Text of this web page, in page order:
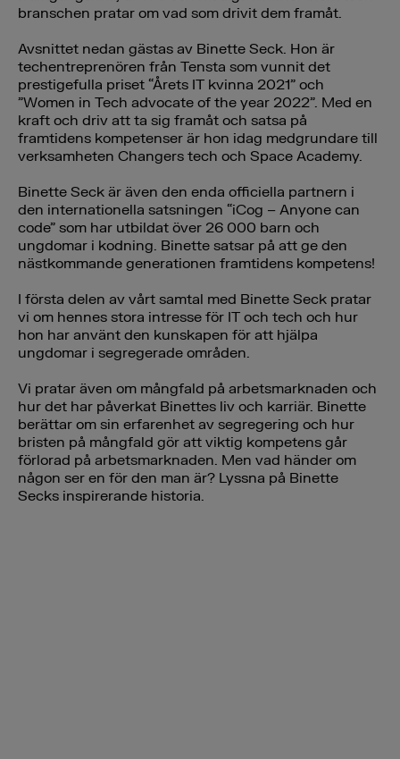
branschen pratar om vad som drivit dem framåt.
Avsnittet nedan gästas av Binette Seck. Hon är
techentreprenören från Tensta som vunnit det
prestigefulla priset “Årets IT kvinna 2021” och
”Women in Tech advocate of the year 2022”. Med en
kraft och driv att ta sig framåt och satsa på
framtidens kompetenser är hon idag medgrundare till
verksamheten Changers tech och Space Academy.
Binette Seck är även den enda officiella partnern i
den internationella satsningen “iCog – Anyone can
code” som har utbildat över 26 000 barn och
ungdomar i kodning. Binette satsar på att ge den
nästkommande generationen framtidens kompetens!
I första delen av vårt samtal med Binette Seck pratar
vi om hennes stora intresse för IT och tech och hur
hon har använt den kunskapen för att hjälpa
ungdomar i segregerade områden.
Vi pratar även om mångfald på arbetsmarknaden och
hur det har påverkat Binettes liv och karriär. Binette
berättar om sin erfarenhet av segregering och hur
bristen på mångfald gör att viktig kompetens går
förlorad på arbetsmarknaden. Men vad händer om
någon ser en för den man är? Lyssna på Binette
Secks inspirerande historia.